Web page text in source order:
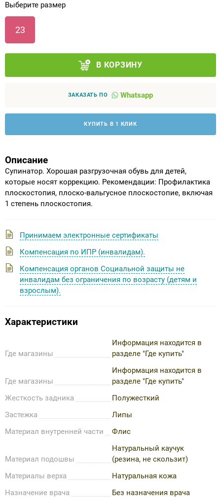
Выберите размер
23
В КОРЗИНУ
ЗАКАЗАТЬ ПО Whatsapp
КУПИТЬ В 1 КЛИК
Описание
Супинатор. Хорошая разгрузочная обувь для детей,
которые носят коррекцию. Рекомендации: Профилактика
плоскостопия, плоско-вальгусное плоскостопие, включая
1 степень плоскостопия.
Принимаем электронные сертификаты
Компенсация по ИПР (инвалидам).
Компенсация органов Социальной защиты не
инвалидам без ограничения по возрасту (детям и
взрослым).
Характеристики
Где магазины
Информация находится в
разделе "Где купить"
Где магазины
Информация находится в
разделе "Где купить"
Жесткость задника
Полужесткий
Застежка
Липы
Материал внутренней части
Флис
Материал подошвы
Натуральный каучук
(резина, не скользит)
Материалы верха
Натуральная кожа
Назначение врача
Без назначения врача
Аппараты на суставы
Санитарные приспособления для
инвалидов
инвалидов
Индивидуальное изготовление